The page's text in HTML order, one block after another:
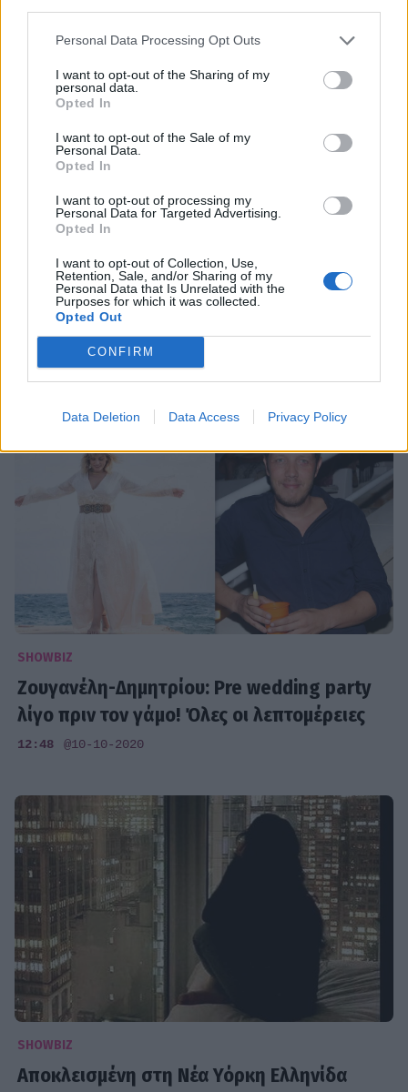
Personal Data Processing Opt Outs
I want to opt-out of the Sharing of my
personal data.
Opted In
I want to opt-out of the Sale of my
Personal Data.
Opted In
I want to opt-out of processing my
Personal Data for Targeted Advertising.
Opted In
I want to opt-out of Collection, Use,
Retention, Sale, and/or Sharing of my
Personal Data that Is Unrelated with the
Purposes for which it was collected.
Opted Out
CONFIRM
Data Deletion Data Access Privacy Policy
SHOWBIZ
Έγκυος η Ελεονώρα Ζουγανέλη; Η
αντίδραση της κουμπάρας της on camera!
@15-10-2020
SHOWBIZ
Ζουγανέλη-Δημητρίου: Pre wedding party
λίγο πριν τον γάμο! Όλες οι λεπτομέρειες
12:48 @10-10-2020
SHOWBIZ
Αποκλεισμένη στη Νέα Υόρκη Ελληνίδα